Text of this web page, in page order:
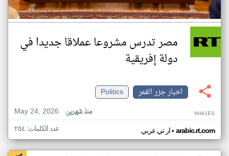
مصر تدرس مشروعا عملاقا جديدا في
دولة إفريقية
اخبار جزر القمر
Politics
May 24, 2026
منذ شهرين NH91ES
ار تي عربي• arabic.rt.com عدد الكلمات: ٢٥٤